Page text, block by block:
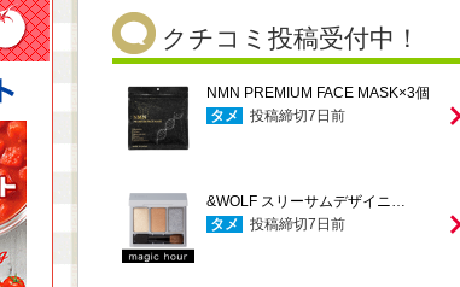
クチコミ投稿受付中！
NMN PREMIUM FACE MASK×3個
タメ
投稿締切7 日前
&WOLF スリーサムデザイニ…
タメ
投稿締切7 日前